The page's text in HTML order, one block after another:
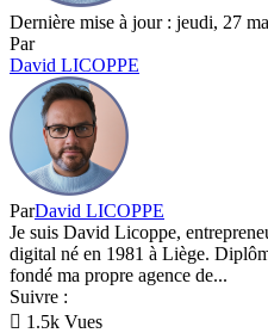
Dernière mise à jour : jeudi, 27
Par
David LICOPPE
ParDavid LICOPPE
Je suis David Licoppe,
digital né en 1981 à Liège.
fondé ma propre agence de...
Suivre :
1.5k Vues